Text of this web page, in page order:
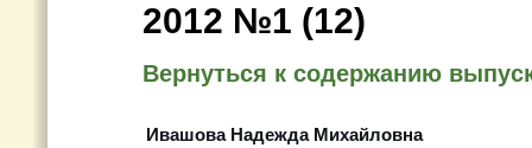
2012 №1 (12)
Вернуться к содержанию
Ивашова Надежда Михайловна